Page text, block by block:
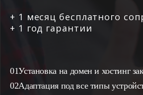
+ 1 месяц бесплатного
+ 1 год гарантии
Установка на домен и хостинг
Адаптация под все типы